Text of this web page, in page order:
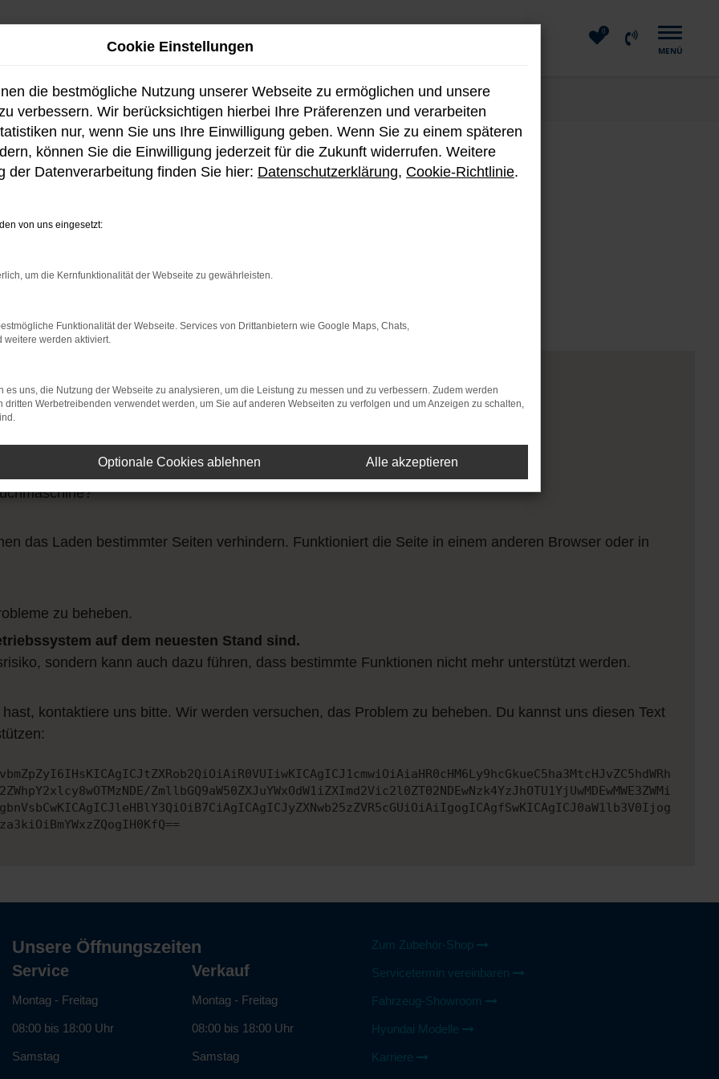
MENÜ
0
Showroom
Bestand an Hyundai Fahrzeugen.
das Laden bestimmter Seiten verhindern. Funktioniert die Seite in einem anderen Browser oder in
zu beheben.
auf dem neuesten Stand sind.
sondern kann auch dazu führen, dass bestimmte Funktionen nicht mehr unterstützt werden.
kontaktiere uns bitte. Wir werden versuchen, das Problem zu beheben. Du kannst uns diesen Text
ZmllbGQ9aW50ZXJuYWxOdW1iZXImd2Vic2l0ZT02NDEwNzk4YzJhOTU1YjUwMDEwMWE3ZWMi
Unsere Öffnungszeiten
Service
Montag - Freitag
08:00 bis 18:00 Uhr
Samstag
Verkauf
Montag - Freitag
08:00 bis 18:00 Uhr
Samstag
Zum Zubehör-Shop
Servicetermin vereinbaren
Fahrzeug-Showroom
Hyundai Modelle
Karriere
Cookie Einstellungen
die bestmögliche Nutzung unserer Webseite zu ermöglichen und unsere
verbessern. Wir berücksichtigen hierbei Ihre Präferenzen und verarbeiten
nur, wenn Sie uns Ihre Einwilligung geben. Wenn Sie zu einem späteren
können Sie die Einwilligung jederzeit für die Zukunft widerrufen. Weitere
der Datenverarbeitung finden Sie hier: Datenschutzerklärung, Cookie-Richtlinie.
von uns eingesetzt:
um die Kernfunktionalität der Webseite zu gewährleisten.
Funktionalität der Webseite. Services von Drittanbietern wie Google Maps, Chats,
weitere werden aktiviert.
es uns, die Nutzung der Webseite zu analysieren, um die Leistung zu messen und zu verbessern. Zudem werden
dritten Werbetreibenden verwendet werden, um Sie auf anderen Webseiten zu verfolgen und um Anzeigen zu schalten,
Optionale Cookies ablehnen Alle akzeptieren